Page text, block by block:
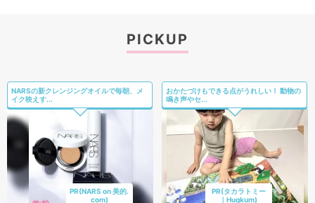
PICKUP
NARSの新クレンジングオイルで毎朝、メ
イク映えす...
PR(NARS on 美的.
com)
おかたづけもできる点がうれしい！ 動物の
鳴き声やセ...
PR(タカラトミー
｜Hugkum)